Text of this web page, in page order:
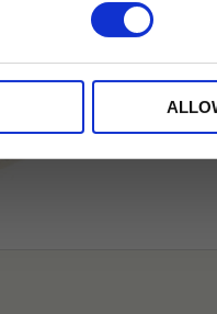
Rabatten fungerar endast
med andra erbjudanden.